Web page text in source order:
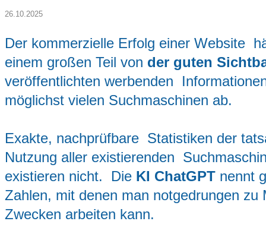
26.10.2025
Der kommerzielle Erfolg einer Website
einem großen Teil von der guten
veröffentlichten werbenden
möglichst vielen Suchmaschinen ab.
Exakte, nachprüfbare Statistiken der
Nutzung aller existierenden
existieren nicht. Die KI ChatGPT nennt
Zahlen, mit denen man notgedrungen zu
Zwecken arbeiten kann.